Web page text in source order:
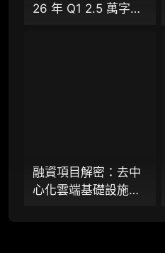
定制化研究服务（1
分析师 1 对 1 沟通（
26 年 Q1 2.5 萬字研
融資項目解密：去中
心化雲端基礎設施